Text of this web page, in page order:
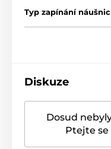
Typ zapínání náušnic
Diskuze
Dosud
Ptejte se